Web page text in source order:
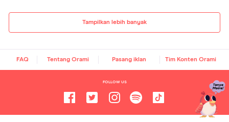
Tampilkan lebih banyak
FAQ Tentang Orami Pasang iklan Tim Konten Orami
FOLLOW US